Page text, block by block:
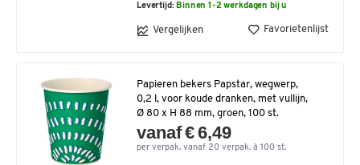
Levertijd: Binnen 1-2 werkdagen bij u
Vergelijken Favorietenlijst
Papieren bekers Papstar, wegwerp,
0,2 l, voor koude dranken, met vullijn,
Ø 80 x H 88 mm, groen, 100 st.
vanaf € 6,49
per verpak. vanaf 20 verpak. à 100 st.